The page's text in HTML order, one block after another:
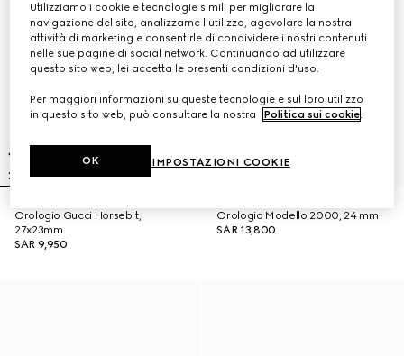
Orologio Gucci Horsebit,
27x23mm
SAR 9,950
Orologio Modello 2000, 24 mm
SAR 13,800
Utilizziamo i cookie e tecnologie simili per migliorare la
navigazione del sito, analizzarne l'utilizzo, agevolare la nostra
attività di marketing e consentirle di condividere i nostri contenuti
nelle sue pagine di social network. Continuando ad utilizzare
questo sito web, lei accetta le presenti condizioni d'uso.
Per maggiori informazioni su queste tecnologie e sul loro utilizzo
in questo sito web, può consultare la nostra
Politica sui cookie.
IMPOSTAZIONI COOKIE
OK